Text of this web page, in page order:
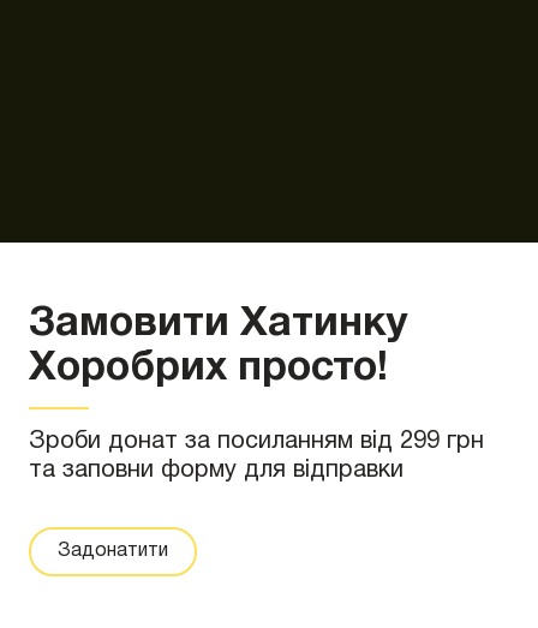
Замовити Хатинку
Хоробрих просто!
Зроби донат за посиланням від 299 грн
та заповни форму для відправки
Задонатити